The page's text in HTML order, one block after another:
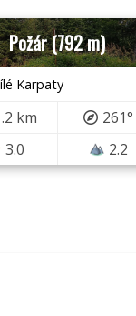
Požár (792 m)
Karpaty
km
261°
3.0
2.2